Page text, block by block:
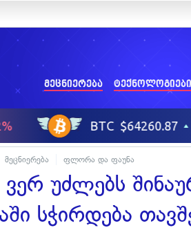
მეცნიერება ტექნოლოგიები
მეცნიერება ფლორა და ფაუნა
უძლებს
სჭირდება